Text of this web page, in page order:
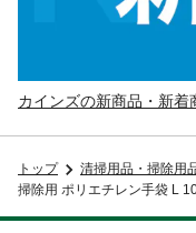
カインズの新商品・新着
トップ 清掃用品・掃除用
掃除用 ポリエチレン手袋 L